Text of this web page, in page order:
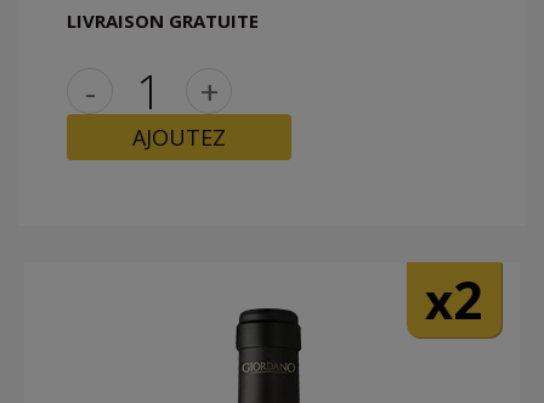
LIVRAISON GRATUITE
- +
AJOUTEZ
x2